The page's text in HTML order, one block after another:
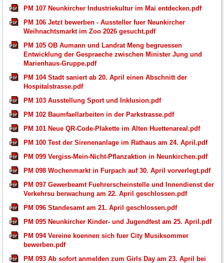
PM 107 Neunkircher Industriekultur im Mai entdecken.pdf
PM 106 Jetzt bewerben - Aussteller fuer Neunkircher
Weihnachtsmarkt im Zoo 2026 gesucht.pdf
PM 105 OB Aumann und Landrat Meng begruessen
Entwicklung der Gespraeche zwischen Minister Jung und
Marienhaus-Gruppe.pdf
PM 104 Stadt saniert ab 20. April einen Abschnitt der
Hospitalstrasse.pdf
PM 103 Ausstellung Sport und Inklusion.pdf
PM 102 Baumfaellarbeiten in der Parkstrasse.pdf
PM 101 Neue QR-Code-Plakette im Alten Huettenareal.pdf
PM 100 Test der Sirenenanlage im Rathaus am 24. April.pdf
PM 099 Vergiss-Mein-Nicht-Pflanzaktion in Neunkirchen.pdf
PM 098 Wochenmarkt in Furpach auf 30. April vorverlegt.pdf
PM 097 Gewerbeamt Fuehrerscheinstelle und Innendienst der
Verkehrsu berwachung am 22. April geschlossen.pdf
PM 096 Standesamt am 21. April geschlossen.pdf
PM 095 Neunkircher Kinder- und Jugendfest am 25. April.pdf
PM 094 Vereine koennen sich fuer City Musiksommer
bewerben.pdf
PM 093 Ab sofort anmelden zum Girls Day am 23. April bei